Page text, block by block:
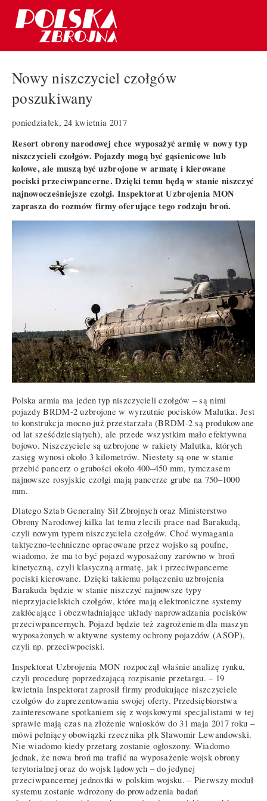
Nowy niszczyciel czołgów
poszukiwany
poniedziałek, 24 kwietnia 2017
Resort obrony narodowej chce wyposażyć armię w nowy typ
niszczycieli czołgów. Pojazdy mogą być gąsienicowe lub
kołowe, ale muszą być uzbrojone w armatę i kierowane
pociski przeciwpancerne. Dzięki temu będą w stanie niszczyć
najnowocześniejsze czołgi. Inspektorat Uzbrojenia MON
zaprasza do rozmów firmy oferujące tego rodzaju broń.
Polska armia ma jeden typ niszczycieli czołgów – są nimi
pojazdy BRDM-2 uzbrojone w wyrzutnie pocisków Malutka. Jest
to konstrukcja mocno już przestarzała (BRDM-2 są produkowane
od lat sześćdziesiątych), ale przede wszystkim mało efektywna
bojowo. Niszczyciele są uzbrojone w rakiety Malutka, których
zasięg wynosi około 3 kilometrów. Niestety są one w stanie
przebić pancerz o grubości około 400–450 mm, tymczasem
najnowsze rosyjskie czołgi mają pancerze grube na 750–1000
mm.
Dlatego Sztab Generalny Sił Zbrojnych oraz Ministerstwo
Obrony Narodowej kilka lat temu zlecili prace nad Barakudą,
czyli nowym typem niszczyciela czołgów. Choć wymagania
taktyczno-techniczne opracowane przez wojsko są poufne,
wiadomo, że ma to być pojazd wyposażony zarówno w broń
kinetyczną, czyli klasyczną armatę, jak i przeciwpancerne
pociski kierowane. Dzięki takiemu połączeniu uzbrojenia
Barakuda będzie w stanie niszczyć najnowsze typy
nieprzyjacielskich czołgów, które mają elektroniczne systemy
zakłócające i obezwładniające układy naprowadzania pocisków
przeciwpancernych. Pojazd będzie też zagrożeniem dla maszyn
wyposażonych w aktywne systemy ochrony pojazdów (ASOP),
czyli np. przeciwpociski.
Inspektorat Uzbrojenia MON rozpoczął właśnie analizę rynku,
czyli procedurę poprzedzającą rozpisanie przetargu. – 19
kwietnia Inspektorat zaprosił firmy produkujące niszczyciele
czołgów do zaprezentowania swojej oferty. Przedsiębiorstwa
zainteresowane spotkaniem się z wojskowymi specjalistami w tej
sprawie mają czas na złożenie wniosków do 31 maja 2017 roku –
mówi pełniący obowiązki rzecznika płk Sławomir Lewandowski.
Nie wiadomo kiedy przetarg zostanie ogłoszony. Wiadomo
jednak, że nowa broń ma trafić na wyposażenie wojsk obrony
terytorialnej oraz do wojsk lądowych – do jedynej
przeciwpancernej jednostki w polskim wojsku. – Pierwszy moduł
systemu zostanie wdrożony do prowadzenia badań